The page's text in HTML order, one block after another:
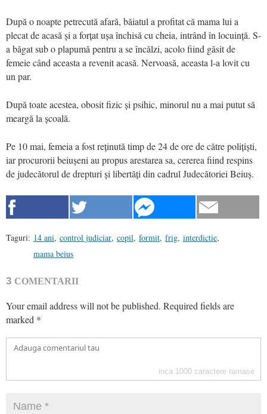
După o noapte petrecută afară, băiatul a profitat că mama lui a
plecat de acasă și a forțat ușa închisă cu cheia, intrând în locuință. S-
a băgat sub o plapumă pentru a se încălzi, acolo fiind găsit de
femeie când aceasta a revenit acasă. Nervoasă, aceasta l-a lovit cu
un par.
După toate acestea, obosit fizic și psihic, minorul nu a mai putut să
meargă la școală.
Pe 10 mai, femeia a fost reținută timp de 24 de ore de către polițiști,
iar procurorii beiușeni au propus arestarea sa, cererea fiind respins
de judecătorul de drepturi și libertăți din cadrul Judecătoriei Beiuș.
Taguri: 14 ani, control judiciar, copil, formit, frig, interdictie,
mama beius
3 COMENTARII
Your email address will not be published. Required fields are
marked *
inca 1000 caractere ramase